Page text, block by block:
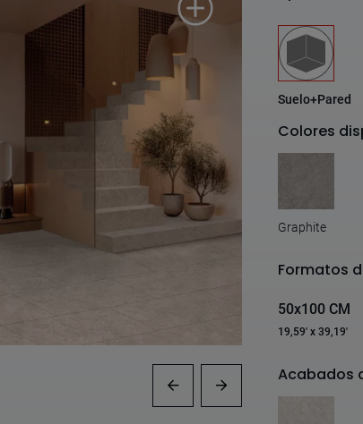
Suelo+Pared
Colores
Graphite
Formatos
50x100 CM
19,59' x 39,19'
Acabados